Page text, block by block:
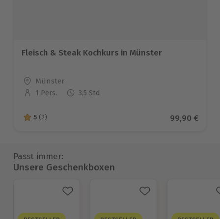
Fleisch & Steak Kochkurs in Münster
Standort
Münster
Anzahl der Teilnehmer
1 Pers. 3,5 Std
5 von 5 Sternen basierend auf 2 Bewertungen
5 (2) Aktueller
99,90 €
Passt immer:
Unsere Geschenkboxen